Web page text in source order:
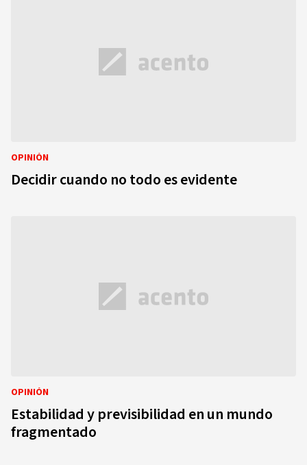
OPINIÓN
Decidir cuando no todo es evidente
OPINIÓN
Estabilidad y previsibilidad en un mundo
fragmentado